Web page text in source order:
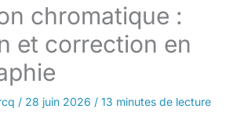
chromatique :
et correction en
/ 28 juin 2026 / 13 minutes de lecture